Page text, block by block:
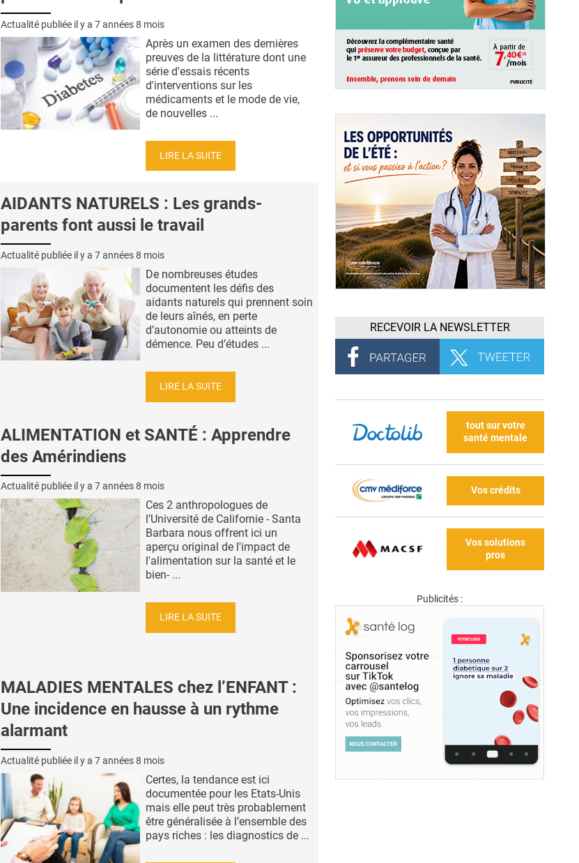
Actualité publiée il y a 7 années 8 mois
Après un examen des dernières
preuves de la littérature dont une
série d'essais récents
d'interventions sur les
médicaments et le mode de vie,
de nouvelles ...
LIRE LA SUITE
AIDANTS NATURELS : Les grands-
parents font aussi le travail
Actualité publiée il y a 7 années 8 mois
De nombreuses études
documentent les défis des
aidants naturels qui prennent soin
de leurs aînés, en perte
d’autonomie ou atteints de
démence. Peu d’études ...
LIRE LA SUITE
ALIMENTATION et SANTÉ : Apprendre
des Amérindiens
Actualité publiée il y a 7 années 8 mois
Ces 2 anthropologues de
l’Université de Californie - Santa
Barbara nous offrent ici un
aperçu original de l'impact de
l'alimentation sur la santé et le
bien- ...
LIRE LA SUITE
MALADIES MENTALES chez l’ENFANT :
Une incidence en hausse à un rythme
alarmant
Actualité publiée il y a 7 années 8 mois
Certes, la tendance est ici
documentée pour les Etats-Unis
mais elle peut très probablement
être généralisée à l’ensemble des
pays riches : les diagnostics de ...
RECEVOIR LA NEWSLETTER
tout sur votre
santé mentale
Vos crédits
Vos solutions
pros
Publicités :